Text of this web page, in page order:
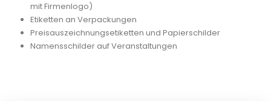
mit Firmenlogo)
Etiketten an Verpackungen
Preisauszeichnungsetiketten und Papierschilder
Namensschilder auf Veranstaltungen